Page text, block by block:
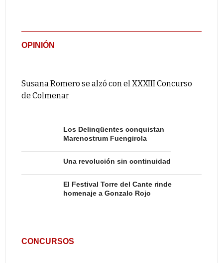
OPINIÓN
Susana Romero se alzó con el XXXIII Concurso
de Colmenar
Los Delinqüentes conquistan
Marenostrum Fuengirola
Una revolución sin continuidad
El Festival Torre del Cante rinde
homenaje a Gonzalo Rojo
CONCURSOS